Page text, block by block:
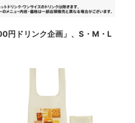
円ドリンク企画」、S・M・L